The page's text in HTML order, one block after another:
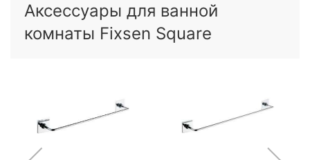
Аксессуары для ванной
комнаты Fixsen Square